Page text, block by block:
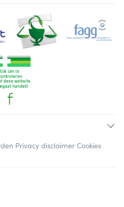
Privacy disclaimer Cookies